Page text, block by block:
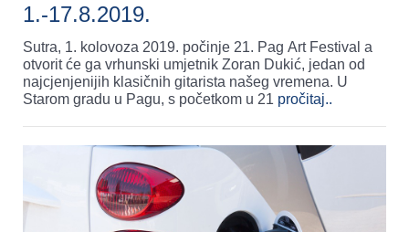
1.-17.8.2019.
Sutra, 1. kolovoza 2019. počinje 21. Pag Art Festival a
otvorit će ga vrhunski umjetnik Zoran Dukić, jedan od
najcjenjenijih klasičnih gitarista našeg vremena. U
Starom gradu u Pagu, s početkom u 21 pročitaj..